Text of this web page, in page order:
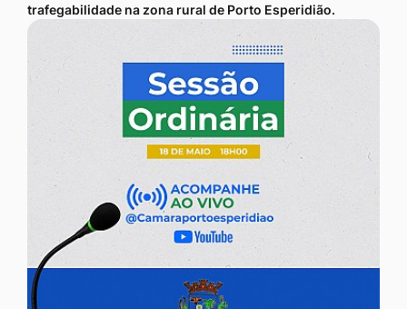
trafegabilidade na zona rural de Porto Esperidião.